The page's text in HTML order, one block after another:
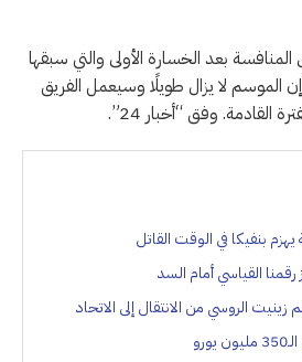
بعد الخسارة الأولى والتي سبقها
الموسم لا يزال طويلًا وسيعمل الفريق
القادمة. وفق “أخبار 24”.
بنفيكا في الوقت القاتل
القياسي أمام السد
الروسي من الانتقال إلى الاتحاد